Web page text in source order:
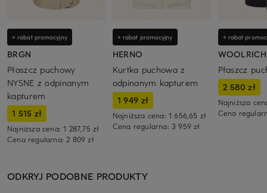
+ rabat promocyjny
BRGN
Płaszcz puchowy
NYSNE z odpinanym
kapturem
1 515 zł
Najniższa cena:1 287,75 zł
Cena regularna:2 809 zł
+ rabat promocyjny
HERNO
Kurtka puchowa z
odpinanym kapturem
1 949 zł
Najniższa cena: 1 656,65 zł
Cena regularna: 3 959 zł
+ rabat
WOOLRICH
Płaszcz
2 580 zł
Najniższa
Cena
ODKRYJ PODOBNE PRODUKTY